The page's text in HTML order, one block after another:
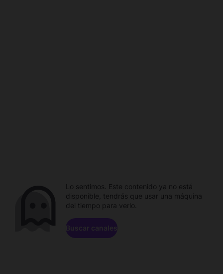
Lo sentimos. Este contenido ya no está
disponible, tendrás que usar una máquina
del tiempo para verlo.
Buscar canales